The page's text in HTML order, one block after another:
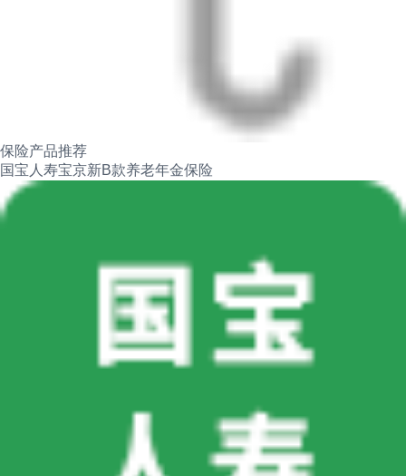
保险产品推荐
国宝人寿宝京新B款养老年金保险